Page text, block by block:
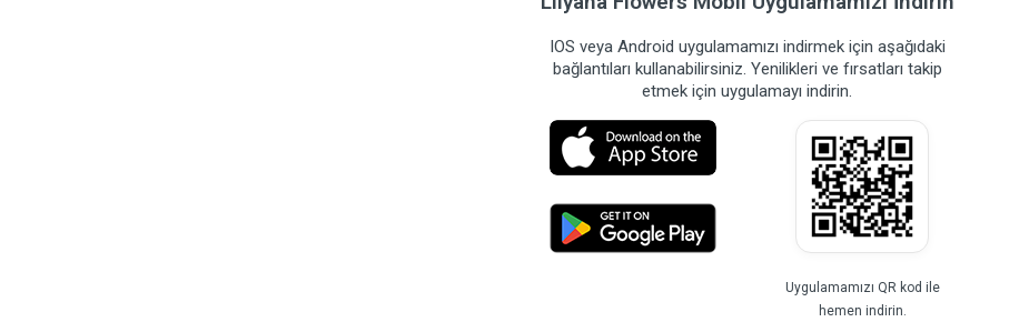
IOS veya Android uygulamamızı indirmek için aşağıdaki
bağlantıları kullanabilirsiniz. Yenilikleri ve fırsatları takip
etmek için uygulamayı indirin.
Uygulamamızı QR kod ile
hemen indirin.